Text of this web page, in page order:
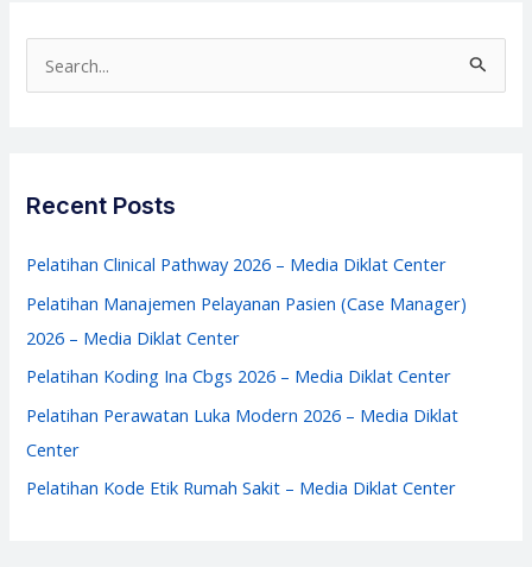
e
f
o
r
Recent Posts
Pelatihan Clinical Pathway 2026 – Media Diklat Center
Pelatihan Manajemen Pelayanan Pasien (Case Manager)
2026 – Media Diklat Center
Pelatihan Koding Ina Cbgs 2026 – Media Diklat Center
Pelatihan Perawatan Luka Modern 2026 – Media Diklat
Center
Pelatihan Kode Etik Rumah Sakit – Media Diklat Center